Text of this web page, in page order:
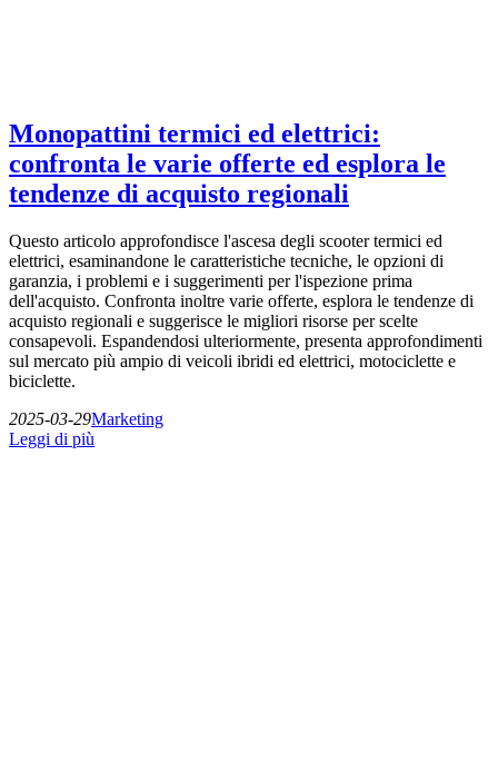
Monopattini termici ed elettrici:
confronta le varie offerte ed esplora le
tendenze di acquisto regionali
Questo articolo approfondisce l'ascesa degli scooter termici ed
elettrici, esaminandone le caratteristiche tecniche, le opzioni di
garanzia, i problemi e i suggerimenti per l'ispezione prima
dell'acquisto. Confronta inoltre varie offerte, esplora le tendenze di
acquisto regionali e suggerisce le migliori risorse per scelte
consapevoli. Espandendosi ulteriormente, presenta approfondimenti
sul mercato più ampio di veicoli ibridi ed elettrici, motociclette e
biciclette.
2025-03-29Marketing
Leggi di più